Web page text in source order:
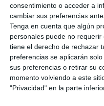
consentimiento o acceder a
cambiar sus preferencias
Tenga en cuenta que algún
personales puede no
tiene el derecho de rechazar
preferencias se aplicarán
sus preferencias o retirar su
momento volviendo a este
"Privacidad" en la parte
Acosol
de
agua
ACTUALIDAD
Leones
de Las